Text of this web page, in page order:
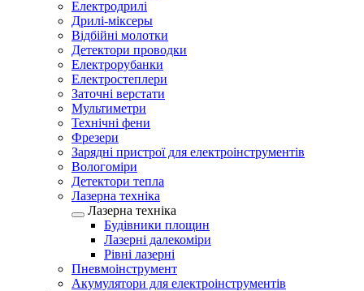
Електродрилі
Дрилі-міксеры
Відбійні молотки
Детектори проводки
Електрорубанки
Електростеплери
Заточні верстати
Мультиметри
Технічні фени
Фрезери
Зарядні пристрої для електроінструментів
Вологоміри
Детектори тепла
Лазерна техніка
Лазерна техніка
Будівники площин
Лазерні далекоміри
Рівні лазерні
Пневмоінструмент
Акумулятори для електроінструментів